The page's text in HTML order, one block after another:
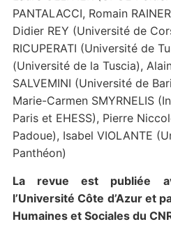
PANTALACCI, Romain
Didier REY (Université de
RICUPERATI (Université de
(Université de la Tuscia),
SALVEMINI (Université de
Marie-Carmen SMYRNELIS
Paris et EHESS), Pierre
Padoue), Isabel VIOLANTE
Panthéon)
La revue est publiée
l’Université Côte d’Azur et
Humaines et Sociales du